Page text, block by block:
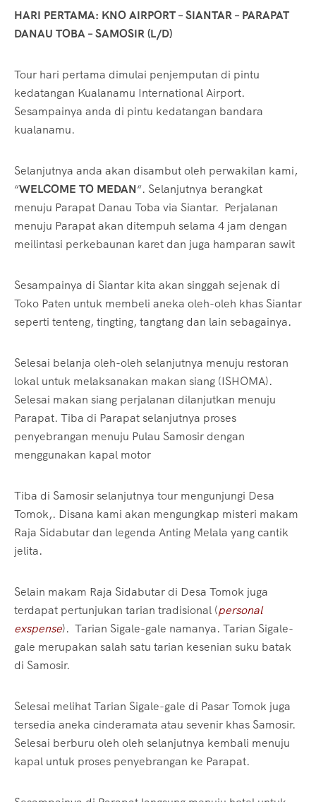
HARI PERTAMA: KNO AIRPORT – SIANTAR – PARAPAT
DANAU TOBA – SAMOSIR (L/D)
Tour hari pertama dimulai penjemputan di pintu
kedatangan Kualanamu International Airport.
Sesampainya anda di pintu kedatangan bandara
kualanamu.
Selanjutnya anda akan disambut oleh perwakilan kami,
“WELCOME TO MEDAN“. Selanjutnya berangkat
menuju Parapat Danau Toba via Siantar. Perjalanan
menuju Parapat akan ditempuh selama 4 jam dengan
meilintasi perkebaunan karet dan juga hamparan sawit
Sesampainya di Siantar kita akan singgah sejenak di
Toko Paten untuk membeli aneka oleh-oleh khas Siantar
seperti tenteng, tingting, tangtang dan lain sebagainya.
Selesai belanja oleh-oleh selanjutnya menuju restoran
lokal untuk melaksanakan makan siang (ISHOMA).
Selesai makan siang perjalanan dilanjutkan menuju
Parapat. Tiba di Parapat selanjutnya proses
penyebrangan menuju Pulau Samosir dengan
menggunakan kapal motor
Tiba di Samosir selanjutnya tour mengunjungi Desa
Tomok,. Disana kami akan mengungkap misteri makam
Raja Sidabutar dan legenda Anting Melala yang cantik
jelita.
Selain makam Raja Sidabutar di Desa Tomok juga
terdapat pertunjukan tarian tradisional (personal
exspense). Tarian Sigale-gale namanya. Tarian Sigale-
gale merupakan salah satu tarian kesenian suku batak
di Samosir.
Selesai melihat Tarian Sigale-gale di Pasar Tomok juga
tersedia aneka cinderamata atau sevenir khas Samosir.
Selesai berburu oleh oleh selanjutnya kembali menuju
kapal untuk proses penyebrangan ke Parapat.